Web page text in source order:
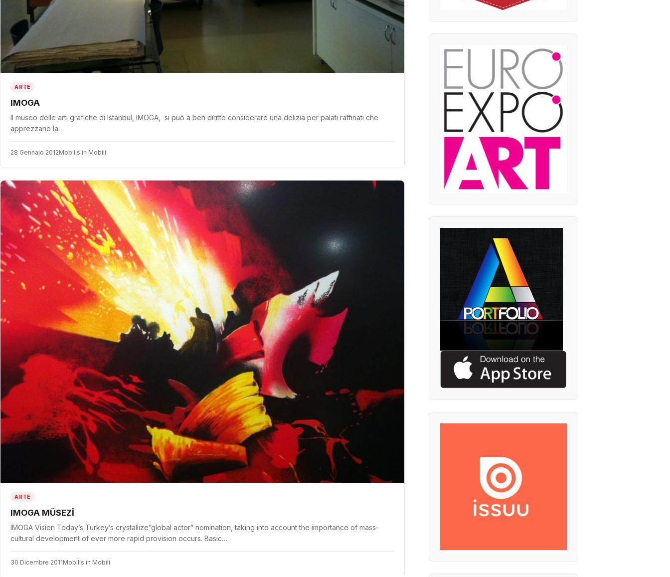
ARTE
IMOGA
Il museo delle arti grafiche di Istanbul, IMOGA, si può a ben diritto considerare una delizia per palati raffinati che
apprezzano la…
28 Gennaio 2012Mobilis in Mobili
ARTE
IMOGA MÜSEZİ
IMOGA Vision Today’s Turkey’s crystallize”global actor” nomination, taking into account the importance of mass-
cultural development of ever more rapid provision occurs. Basic…
30 Dicembre 2011Mobilis in Mobili